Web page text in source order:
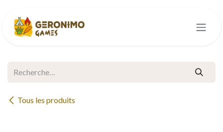
Tous les produits